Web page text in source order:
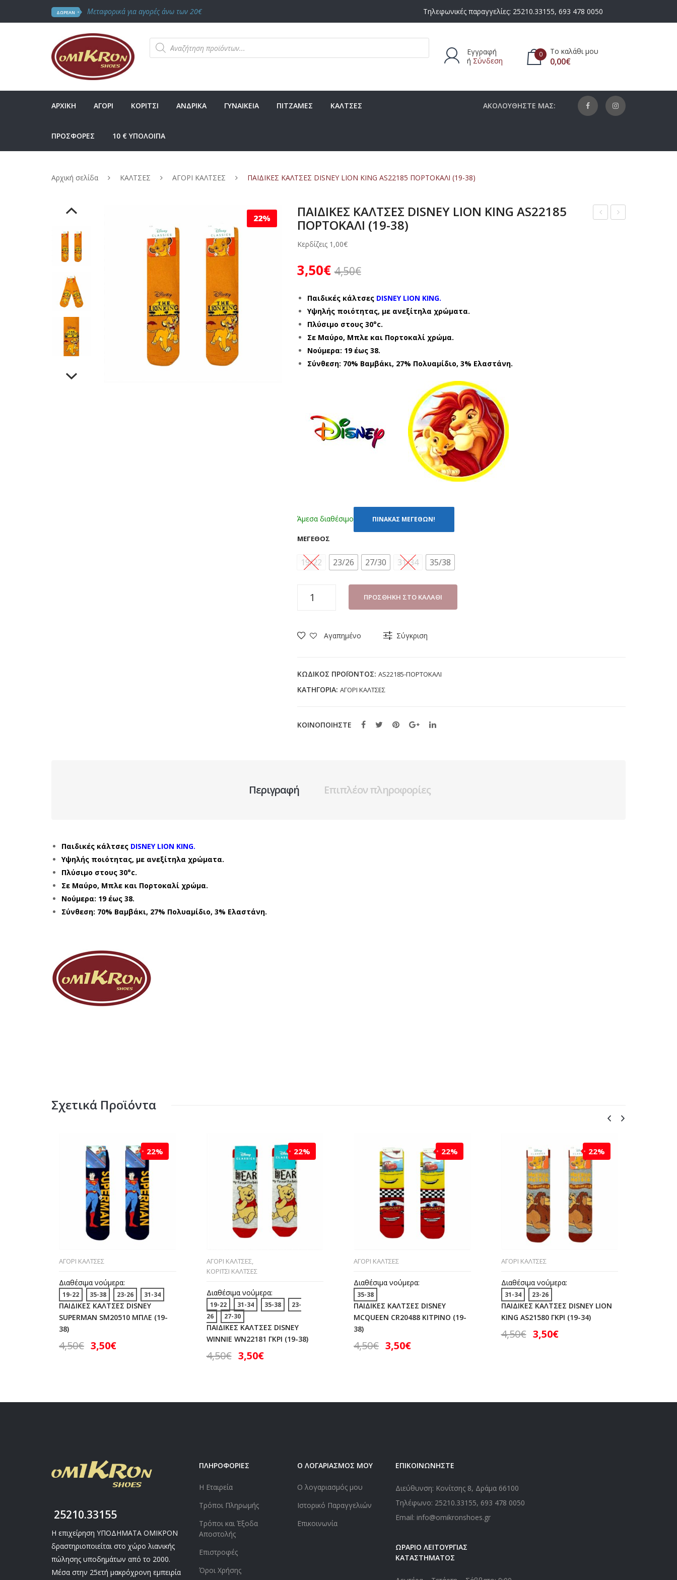
ΔΩΡΕΑΝ Μεταφορικά για αγορές άνω των 20€ Τηλεφωνικές παραγγελίες: 25210.33155, 693 478 0050
Products
search
Εγγραφή
ή Σύνδεση
0 Το καλάθι μου
0,00€
ΑΡΧΙΚΗ ΑΓΟΡΙ ΚΟΡΙΤΣΙ ΑΝΔΡΙΚΑ ΓΥΝΑΙΚΕΙΑ ΠΙΤΖΑΜΕΣ ΚΑΛΤΣΕΣ
ΠΡΟΣΦΟΡΕΣ 10 € ΥΠΟΛΟΙΠΑ
ΑΚΟΛΟΥΘΗΣΤΕ ΜΑΣ:
Αρχική σελίδα ΚΑΛΤΣΕΣ ΑΓΟΡΙ ΚΑΛΤΣΕΣ ΠΑΙΔΙΚΕΣ ΚΑΛΤΣΕΣ DISNEY LION KING AS22185 ΠΟΡΤΟΚΑΛΙ (19-38)
22%
ΠΑΙΔΙΚΕΣ ΚΑΛΤΣΕΣ DISNEY LION KING AS22185
ΠΟΡΤΟΚΑΛΙ (19-38)
Κερδίζεις 1,00€
4,50€
3,50€
Παιδικές κάλτσες DISNEY LION KING.
Υψηλής ποιότητας, με ανεξίτηλα χρώματα.
Πλύσιμο στους 30°c.
Σε Μαύρο, Μπλε και Πορτοκαλί χρώμα.
Νούμερα: 19 έως 38.
Σύνθεση: 70% Βαμβάκι, 27% Πολυαμίδιο, 3% Ελαστάνη.
Άμεσα διαθέσιμο ΠΙΝΑΚΑΣ ΜΕΓΕΘΩΝ!
ΜΈΓΕΘΟΣ
19/22 23/26 27/30 31/34 35/38
LION
ΠΟΡΤΟΚΑΛΙ
ΠΡΟΣΘΉΚΗ ΣΤΟ ΚΑΛΆΘΙ
Αγαπημένο Σύγκριση
ΚΩΔΙΚΌΣ ΠΡΟΪΌΝΤΟΣ: AS22185-ΠΟΡΤΟΚΑΛΙ
ΚΑΤΗΓΟΡΊΑ: ΑΓΟΡΙ ΚΑΛΤΣΕΣ
ΚΟΙΝΟΠΟΙΗΣΤΕ
Περιγραφή Επιπλέον πληροφορίες
Παιδικές κάλτσες DISNEY LION KING.
Υψηλής ποιότητας, με ανεξίτηλα χρώματα.
Πλύσιμο στους 30°c.
Σε Μαύρο, Μπλε και Πορτοκαλί χρώμα.
Νούμερα: 19 έως 38.
Σύνθεση: 70% Βαμβάκι, 27% Πολυαμίδιο, 3% Ελαστάνη.
Σχετικά Προϊόντα
22%
ΑΓΟΡΙ ΚΑΛΤΣΕΣ
Διαθέσιμα νούμερα:
19-22 35-38 23-26 31-34
ΠΑΙΔΙΚΕΣ ΚΑΛΤΣΕΣ DISNEY
SUPERMAN SM20510 ΜΠΛΕ (19-
38)
4,50€ 3,50€
22%
ΑΓΟΡΙ ΚΑΛΤΣΕΣ,
ΚΟΡΙΤΣΙ ΚΑΛΤΣΕΣ
Διαθέσιμα νούμερα:
19-22 31-34 35-38
23-
26
27-30
ΠΑΙΔΙΚΕΣ ΚΑΛΤΣΕΣ DISNEY
WINNIE WN22181 ΓΚΡΙ (19-38)
4,50€ 3,50€
22%
ΑΓΟΡΙ ΚΑΛΤΣΕΣ
Διαθέσιμα νούμερα:
35-38
ΠΑΙΔΙΚΕΣ ΚΑΛΤΣΕΣ DISNEY
MCQUEEN CR20488 ΚΙΤΡΙΝΟ (19-
38)
4,50€ 3,50€
22%
ΑΓΟΡΙ ΚΑΛΤΣΕΣ
Διαθέσιμα νούμερα:
31-34 23-26
ΠΑΙΔΙΚΕΣ ΚΑΛΤΣΕΣ DISNEY LION
KING AS21580 ΓΚΡΙ (19-34)
4,50€ 3,50€
25210.33155
Η επιχείρηση ΥΠΟΔΗΜΑΤΑ ΟΜΙΚΡΟΝ
δραστηριοποιείται στο χώρο λιανικής
πώλησης υποδημάτων από το 2000.
Μέσα στην 25ετή μακρόχρονη εμπειρία
ΠΛΗΡΟΦΟΡΙΕΣ
Η Εταιρεία
Τρόποι Πληρωμής
Τρόποι και Έξοδα
Αποστολής
Επιστροφές
Όροι Χρήσης
Ο ΛΟΓΑΡΙΑΣΜΟΣ ΜΟΥ
Ο λογαριασμός μου
Ιστορικό Παραγγελιών
Επικοινωνία
ΕΠΙΚΟΙΝΩΝΗΣΤΕ
Διεύθυνση: Κονίτσης 8, Δράμα 66100
Τηλέφωνο: 25210.33155, 693 478 0050
Email: info@omikronshoes.gr
ΩΡΑΡΙΟ ΛΕΙΤΟΥΡΓΙΑΣ
ΚΑΤΑΣΤΗΜΑΤΟΣ